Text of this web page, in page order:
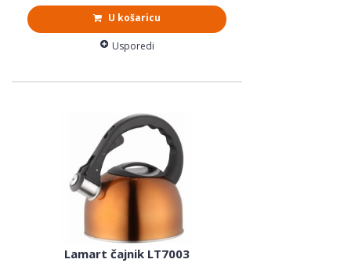
U košaricu
Usporedi
Lamart čajnik LT7003